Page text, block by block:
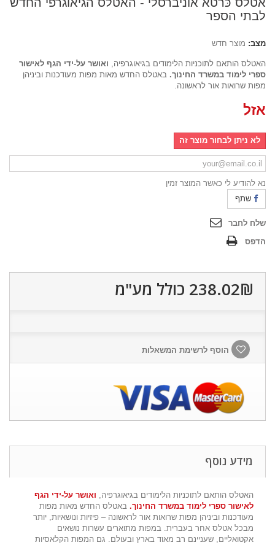
לבתי הספר
מצב: מוצר חדש
האטלס הותאם לתוכניות הלימודים בגיאוגרפיה, ואושר על-ידי הגף לאישור
ספרי לימוד במשרד החינוך. באטלס החדש מאות מפות מעודכנות וביניהן
מפות שרואות אור לראשונה.
אזל
לא ניתן לבחור מוצר זה
נא להודיע ​​לי כאשר המוצר זמין
שתף
שלח לחבר
הדפס
238.02₪‎ כולל מע"מ
הוסף לרשימת המשאלות
מידע נוסף
האטלס הותאם לתוכניות הלימודים בגיאוגרפיה, ואושר על-ידי הגף
לאישור ספרי לימוד במשרד החינוך. באטלס החדש מאות מפות
מעודכנות וביניהן מפות שרואות אור לראשונה – פיזיות ונושאיות, יותר
מבכל אטלס אחר בעברית. במפות מתוארים עשרות נושאים
אקטואליים, שעניינם רב מאוד בארץ ובעולם. גם המפות הקלאסיות